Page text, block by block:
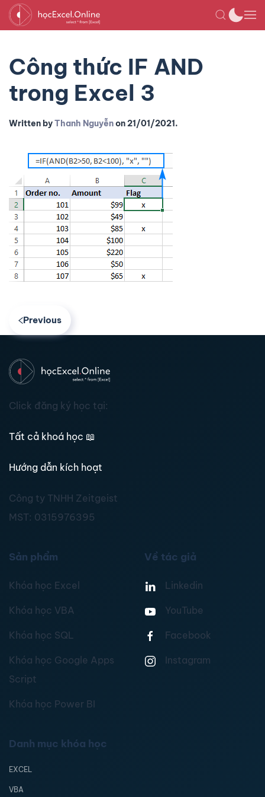
Công thức IF AND
trong Excel 3
Written byThanh Nguyễnon21/01/2021.
Previous
Click đăng ký học tại:
Tất cả khoá học 📖
Hướng dẫn kích hoạt
Công ty TNHH Zeitgeist
MST: 0315976395
Sản phẩm
Khóa học Excel
Khóa học VBA
Khóa học SQL
Khóa học Google Apps
Script
Khóa học Power BI
Về tác giả
Linkedin
YouTube
Facebook
Instagram
Danh mục khóa học
EXCEL
VBA